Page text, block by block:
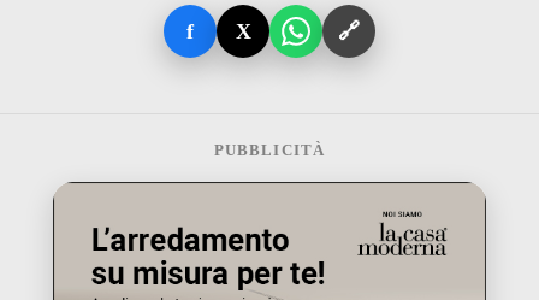
f X 🔗
PUBBLICITÀ